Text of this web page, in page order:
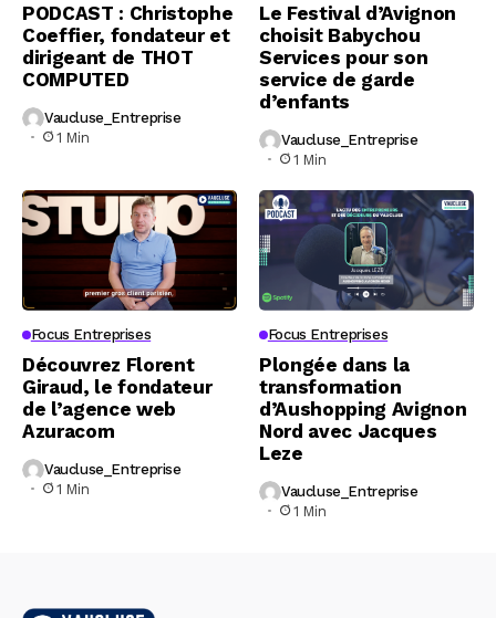
PODCAST : Christophe
Coeffier, fondateur et
dirigeant de THOT
COMPUTED
Vaucluse_Entreprise
1 Min
Le Festival d’Avignon
choisit Babychou
Services pour son
service de garde
d’enfants
Vaucluse_Entreprise
1 Min
Focus Entreprises
Découvrez Florent
Giraud, le fondateur
de l’agence web
Azuracom
Vaucluse_Entreprise
1 Min
Focus Entreprises
Plongée dans la
transformation
d’Aushopping Avignon
Nord avec Jacques
Leze
Vaucluse_Entreprise
1 Min